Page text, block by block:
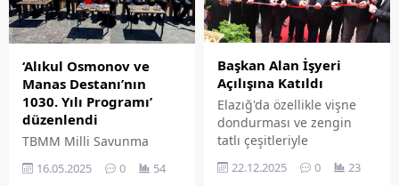
‘Alıkul Osmonov ve
Manas Destanı’nın
1030. Yılı Programı’
düzenlendi
TBMM Milli Savunma
Parti Kayseri Milletvekili
16.05.2025 0 54
Başkan Alan İşyeri
Açılışına Katıldı
Elazığ'da özellikle vişne
dondurması ve zengin
tatlı çeşitleriyle
markalaşarak kentin
gastronomi kültüründe
22.12.2025 0 23